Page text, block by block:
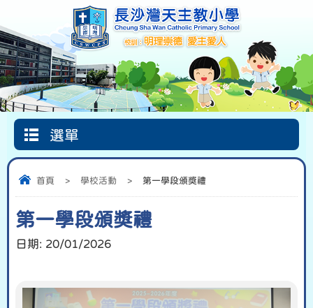
首頁
Classroom
選單
首頁 > 學校活動 > 第一學段頒獎禮
第一學段頒獎禮
日期: 20/01/2026